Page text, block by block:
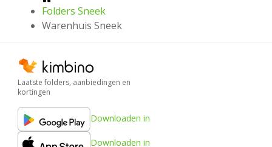
Folders Sneek
Warenhuis Sneek
Laatste folders, aanbiedingen en
kortingen
Downloaden in
Downloaden in